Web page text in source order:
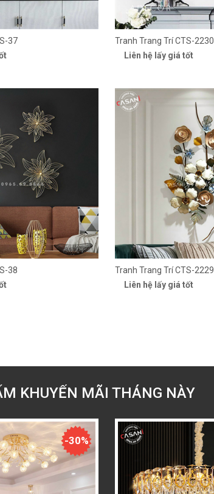
37
Tranh Trang Trí CTS-2230
Liên hệ lấy giá tốt
38
Tranh Trang Trí CTS-2229
Liên hệ lấy giá tốt
KHUYẾN MÃI THÁNG NÀY
-30%